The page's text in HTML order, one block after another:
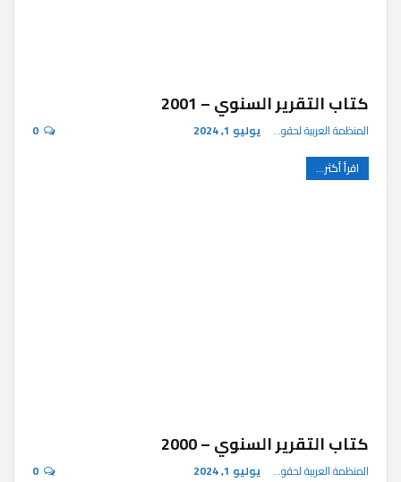
كتاب التقرير السنوي – 2001
المنظمة العربية لحقوق الإنسان يوليو 1, 2024
اقرأ أكثر...
كتاب التقرير السنوي – 2000
المنظمة العربية لحقوق الإنسان يوليو 1, 2024